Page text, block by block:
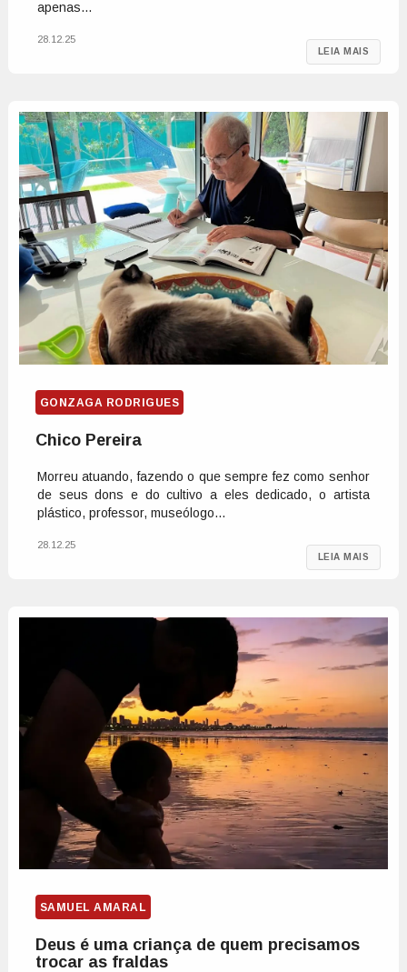
apenas...
LEIA MAIS
28.12.25
GONZAGA RODRIGUES
Chico Pereira
Morreu atuando, fazendo o que sempre fez como senhor
de seus dons e do cultivo a eles dedicado, o artista
plástico, professor, museólogo...
LEIA MAIS
28.12.25
SAMUEL AMARAL
Deus é uma criança de quem precisamos
trocar as fraldas